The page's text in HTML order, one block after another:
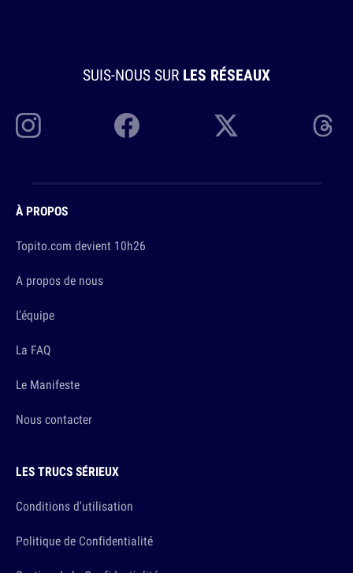
SUIS-NOUS SUR LES RÉSEAUX
À PROPOS
Topito.com devient 10h26
A propos de nous
L'équipe
La FAQ
Le Manifeste
Nous contacter
LES TRUCS SÉRIEUX
Conditions d'utilisation
Politique de Confidentialité